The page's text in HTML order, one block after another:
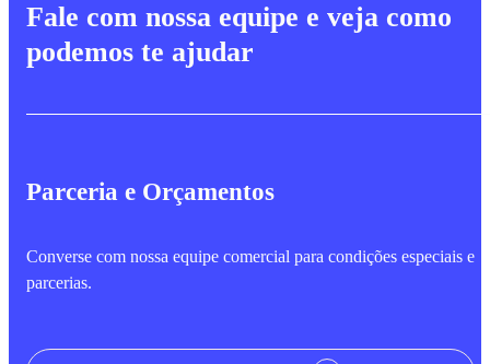
Fale com nossa equipe e veja como
podemos te ajudar
Parceria e Orçamentos
Converse com nossa equipe comercial para condições especiais e
parcerias.